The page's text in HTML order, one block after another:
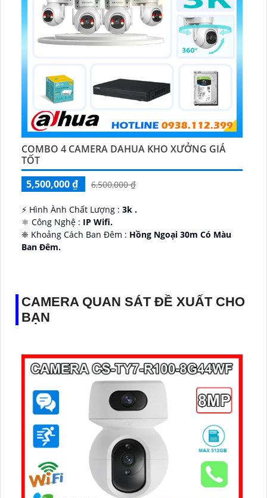
COMBO 4 CAMERA DAHUA KHO XƯỞNG GIÁ
TỐT
5,500,000 ₫
6,500,000 ₫
️⚡ Hình Ành Chất Lượng : 3k .
⚛️ Công Nghệ : IP Wifi.
❈ Khoảng Cách Ban Đêm : Hồng Ngoại 30m Có Màu
Ban Ðêm.
CAMERA QUAN SÁT ĐỀ XUẤT CHO
BẠN